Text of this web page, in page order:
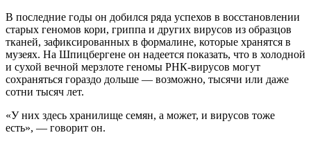
В последние годы он добился ряда успехов в восстановлении
старых геномов кори, гриппа и других вирусов из образцов
тканей, зафиксированных в формалине, которые хранятся в
музеях. На Шпицбергене он надеется показать, что в холодной
и сухой вечной мерзлоте геномы РНК-вирусов могут
сохраняться гораздо дольше — возможно, тысячи или даже
сотни тысяч лет.
«У них здесь хранилище семян, а может, и вирусов тоже
есть», — говорит он.